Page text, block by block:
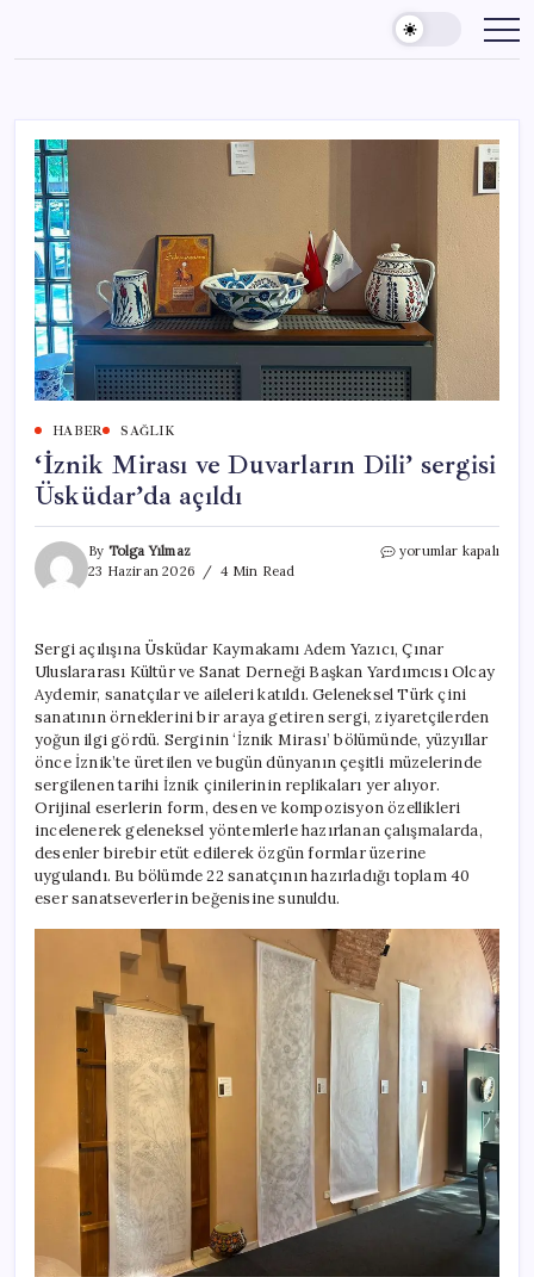
content
HABER SAĞLIK
‘İznik Mirası ve Duvarların Dili’ sergisi
Üsküdar’da açıldı
By Tolga Yılmaz
23 Haziran 2026
4 Min Read
‘İznik
sergisi
Üsküdar’da
açıldı
için
yorumlar kapalı
Sergi açılışına Üsküdar Kaymakamı Adem Yazıcı, Çınar
Uluslararası Kültür ve Sanat Derneği Başkan Yardımcısı Olcay
Aydemir, sanatçılar ve aileleri katıldı. Geleneksel Türk çini
sanatının örneklerini bir araya getiren sergi, ziyaretçilerden
yoğun ilgi gördü. Serginin ‘İznik Mirası’ bölümünde, yüzyıllar
önce İznik’te üretilen ve bugün dünyanın çeşitli müzelerinde
sergilenen tarihi İznik çinilerinin replikaları yer alıyor.
Orijinal eserlerin form, desen ve kompozisyon özellikleri
incelenerek geleneksel yöntemlerle hazırlanan çalışmalarda,
desenler birebir etüt edilerek özgün formlar üzerine
uygulandı. Bu bölümde 22 sanatçının hazırladığı toplam 40
eser sanatseverlerin beğenisine sunuldu.